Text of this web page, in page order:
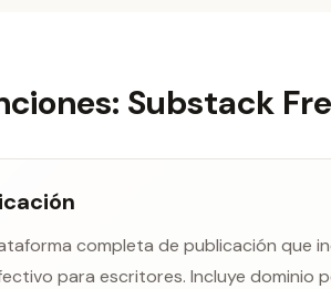
Substack
completa de publicación que
para escritores. Incluye dominio